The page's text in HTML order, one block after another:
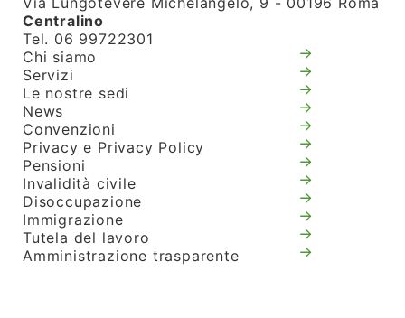
Centralino
Tel. 06 99722301
Chi siamo
Servizi
Le nostre sedi
News
Convenzioni
Privacy e Privacy Policy
Pensioni
Invalidità civile
Disoccupazione
Immigrazione
Tutela del lavoro
Amministrazione trasparente